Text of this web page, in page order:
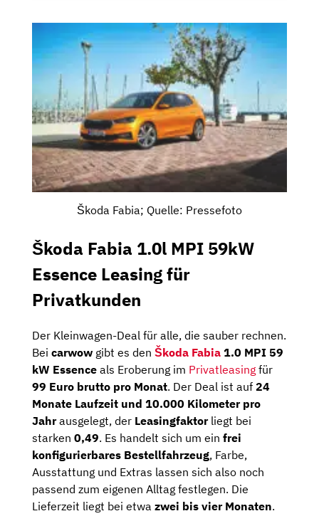
Škoda Fabia; Quelle: Pressefoto
Škoda Fabia 1.0l MPI 59kW
Essence Leasing für
Privatkunden
Der Kleinwagen-Deal für alle, die sauber rechnen.
Bei carwow gibt es den Škoda Fabia 1.0 MPI 59
kW Essence als Eroberung im Privatleasing für
99 Euro brutto pro Monat. Der Deal ist auf 24
Monate Laufzeit und 10.000 Kilometer pro
Jahrausgelegt, der Leasingfaktorliegt bei
starken 0,49. Es handelt sich um ein frei
konfigurierbares Bestellfahrzeug, Farbe,
Ausstattung und Extras lassen sich also noch
passend zum eigenen Alltag festlegen. Die
Lieferzeit liegt bei etwa zwei bis vier Monaten.